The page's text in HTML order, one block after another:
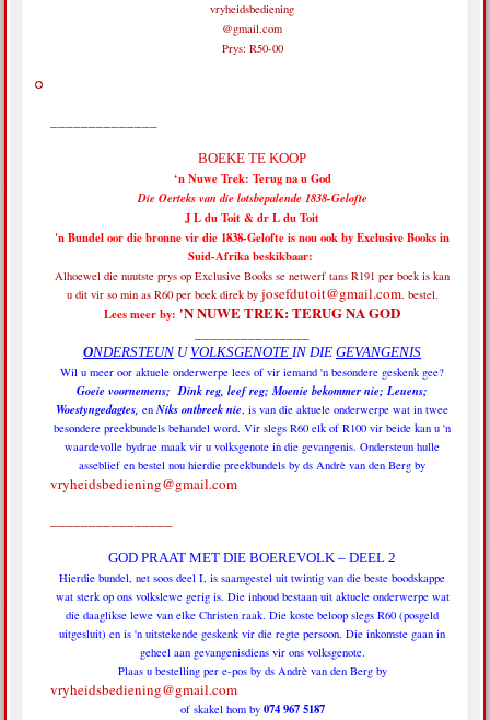
vryheidsbediening
@gmail.com
Prys: R50-00
BOEKE TE KOOP
‘n Nuwe Trek: Terug na u God
Die Oerteks van die lotsbepalende 1838-Gelofte
J L du Toit & dr L du Toit
'n Bundel oor die bronne vir die 1838-Gelofte is nou ook by Exclusive Books in
Suid-Afrika beskikbaar:
Alhoewel die nuutste prys op Exclusive Books se netwerf tans R191 per boek is kan
u dit vir so min as R60 per boek direk by josefdutoit@gmail.com. bestel.
Lees meer by: 'N NUWE TREK: TERUG NA GOD
ONDERSTEUN UVOLKSGENOTE IN DIE GEVANGENIS
Wil u meer oor aktuele onderwerpe lees of vir iemand 'n besondere geskenk gee?
Goeie voornemens; Dink reg, leef reg; Moenie bekommer nie; Leuens;
Woestyngedagtes, enNiks ontbreek nie, is van die aktuele onderwerpe wat in twee
besondere preekbundels behandel word. Vir slegs R60 elk of R100 vir beide kan u 'n
waardevolle bydrae maak vir u volksgenote in die gevangenis. Ondersteun hulle
asseblief en bestel nou hierdie preekbundels by ds Andrè van den Berg by
vryheidsbediening@gmail.com
GOD PRAAT MET DIE BOEREVOLK – DEEL 2
Hierdie bundel, net soos deel I, is saamgestel uit twintig van die beste boodskappe
wat sterk op ons volkslewe gerig is. Die inhoud bestaan uit aktuele onderwerpe wat
die daaglikse lewe van elke Christen raak. Die koste beloop slegs R60 (posgeld
uitgesluit) en is 'n uitstekende geskenk vir die regte persoon. Die inkomste gaan in
geheel aan gevangenisdiens vir ons volksgenote.
Plaas u bestelling per e-pos by ds Andrè van den Berg by
vryheidsbediening@gmail.com
of skakel hom by 074 967 5187